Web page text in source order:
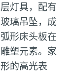
灯具，配有
璃吊坠，成
形床头板在
塑元素。家
的高光表